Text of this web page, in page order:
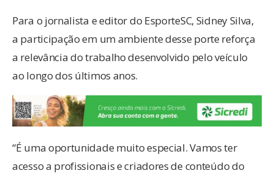
Para o jornalista e editor do EsporteSC, Sidney Silva,
a participação em um ambiente desse porte reforça
a relevância do trabalho desenvolvido pelo veículo
ao longo dos últimos anos.
“É uma oportunidade muito especial. Vamos ter
acesso a profissionais e criadores de conteúdo do